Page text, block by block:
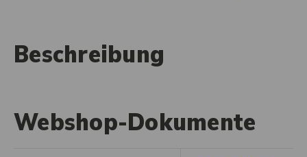
Beschreibung
Webshop-Dokumente